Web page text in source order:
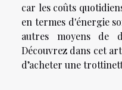
car les coûts
en termes d'énergie
autres moyens de
Découvrez dans cet
d’acheter une